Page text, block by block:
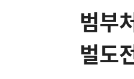
범부
벌도